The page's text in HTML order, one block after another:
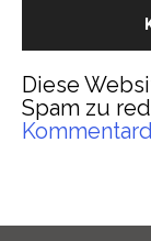
Diese
Spam zu